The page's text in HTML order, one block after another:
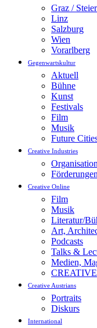
Graz /
Linz
Salzburg
Wien
Vorarlberg
Gegenwartskultur
Aktuell
Bühne
Kunst
Festivals
Film
Musik
Future
Creative Industries
Förderungen
Creative Online
Film
Musik
Literatur/
Art,
Podcasts
Talks &
Medien,
Creative Austrians
Portraits
Diskurs
International